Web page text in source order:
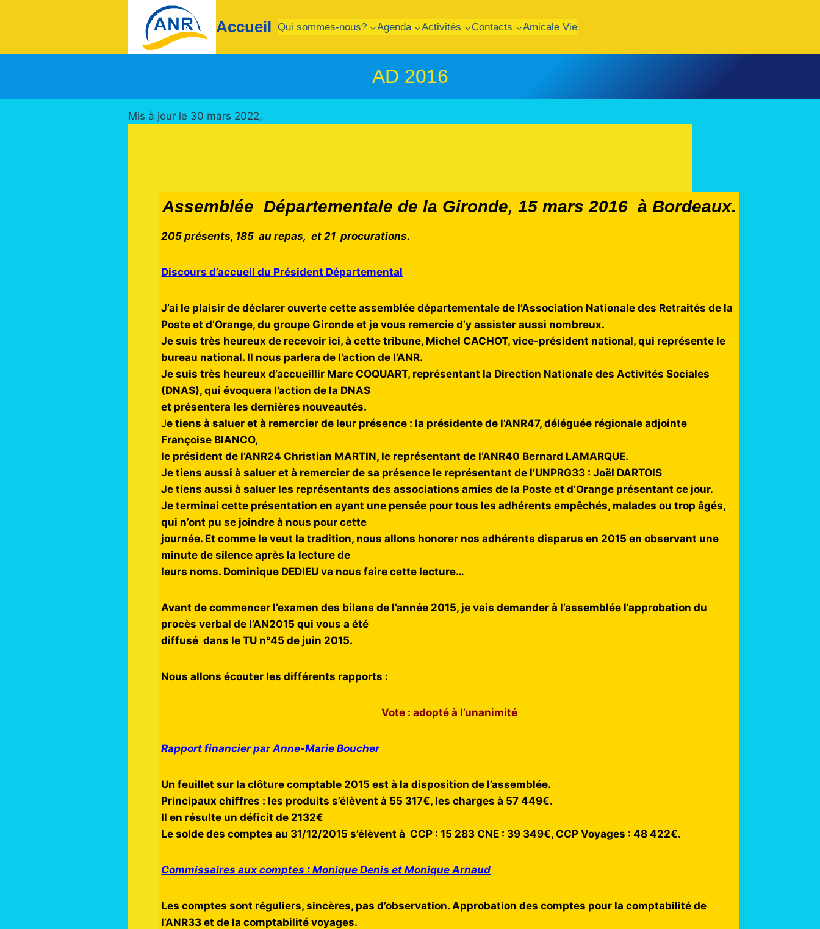
Accueil Qui sommes-nous? Agenda Activités Contacts Amicale Vie
AD 2016
Mis à jour le 30 mars 2022,
Assemblée Départementale de la Gironde, 15 mars 2016 à Bordeaux.
205 présents, 185 au repas, et 21 procurations.
Discours d’accueil du Président Départemental
J’ai le plaisir de déclarer ouverte cette assemblée départementale de l’Association Nationale des Retraités de la
Poste et d’Orange, du groupe Gironde et je vous remercie d’y assister aussi nombreux.
Je suis très heureux de recevoir ici, à cette tribune, Michel CACHOT, vice-président national, qui représente le
bureau national. Il nous parlera de l’action de l’ANR.
Je suis très heureux d’accueillir Marc COQUART, représentant la Direction Nationale des Activités Sociales
(DNAS), qui évoquera l’action de la DNAS
et présentera les dernières nouveautés.
Je tiens à saluer et à remercier de leur présence : la présidente de l’ANR47, déléguée régionale adjointe
Françoise BIANCO,
le président de l’ANR24 Christian MARTIN, le représentant de l’ANR40 Bernard LAMARQUE.
Je tiens aussi à saluer et à remercier de sa présence le représentant de l’UNPRG33 : Joël DARTOIS
Je tiens aussi à saluer les représentants des associations amies de la Poste et d’Orange présentant ce jour.
Je terminai cette présentation en ayant une pensée pour tous les adhérents empêchés, malades ou trop âgés,
qui n’ont pu se joindre à nous pour cette
journée. Et comme le veut la tradition, nous allons honorer nos adhérents disparus en 2015 en observant une
minute de silence après la lecture de
leurs noms. Dominique DEDIEU va nous faire cette lecture…
Avant de commencer l’examen des bilans de l’année 2015, je vais demander à l’assemblée l’approbation du
procès verbal de l’AN2015 qui vous a été
diffusé dans le TU n°45 de juin 2015.
Nous allons écouter les différents rapports :
Vote : adopté à l’unanimité
Rapport financier par Anne-Marie Boucher
Un feuillet sur la clôture comptable 2015 est à la disposition de l’assemblée.
Principaux chiffres : les produits s’élèvent à 55 317€, les charges à 57 449€.
Il en résulte un déficit de 2132€
Le solde des comptes au 31/12/2015 s’élèvent à CCP : 15 283 CNE : 39 349€, CCP Voyages : 48 422€.
Commissaires aux comptes : Monique Denis et Monique Arnaud
Les comptes sont réguliers, sincères, pas d’observation. Approbation des comptes pour la comptabilité de
l’ANR33 et de la comptabilité voyages.